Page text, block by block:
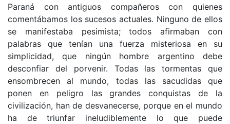
Paraná con antiguos compañeros con quie­nes
comentábamos los sucesos actuales. Ninguno de ellos
se manifestaba pesimista; todos afirma­ban con
palabras que tenían una fuerza miste­riosa en su
simplicidad, que ningún hombre argen­tino debe
desconfiar del porvenir. Todas las tor­mentas que
ensombrecen al mundo, todas las sacu­didas que
ponen en peligro las grandes conquis­tas de la
civilización, han de desvanecerse, porque en el mundo
ha de triunfar ineludiblemente lo que puede